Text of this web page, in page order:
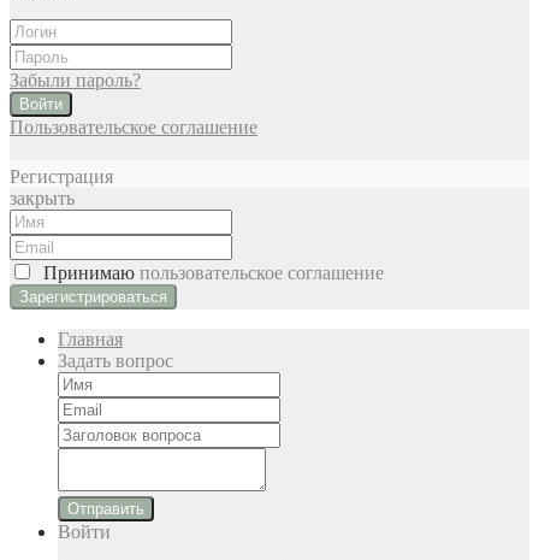
Забыли пароль?
Войти
Пользовательское соглашение
Регистрация
закрыть
Принимаю пользовательское соглашение
Главная
Задать вопрос
Отправить
Войти